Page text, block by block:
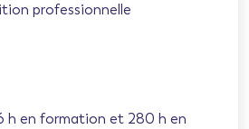
professionnelle
h en formation et 280 h en